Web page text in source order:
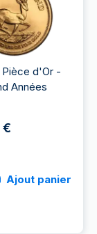
Pièce d'Or -
Années
€
Ajout panier